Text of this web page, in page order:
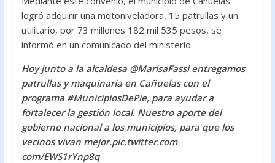
logró adquirir una motoniveladora, 15 patrullas y un
utilitario, por 73 millones 182 mil 535 pesos, se
informó en un comunicado del ministerio.
Hoy junto a la alcaldesa @MarisaFassi entregamos
patrullas y maquinaria en Cañuelas con el
programa #MunicipiosDePie, para ayudar a
fortalecer la gestión local. Nuestro aporte del
gobierno nacional a los municipios, para que los
vecinos vivan mejor.pic.twitter.com
com/EWS1rYnp8q